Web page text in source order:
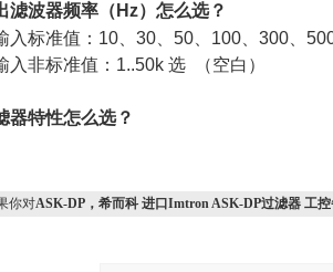
滤波器频率（ Hz）怎么选？
入标准值： 10、 30、 50、 100、 300、
入非标准值： 1..50k 选 （空白）
器特性怎么选？
你对ASK-DP，希而科 进口Imtron ASK-DP过滤器 工